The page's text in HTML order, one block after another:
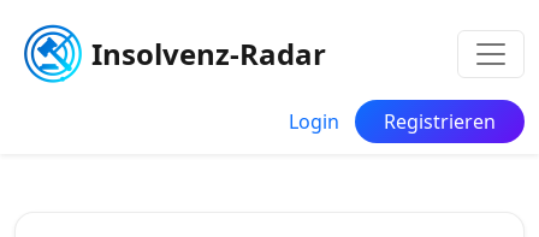
Insolvenz-Radar
Login Registrieren